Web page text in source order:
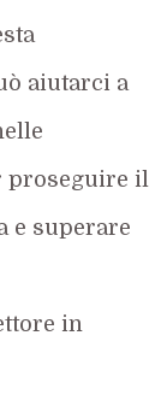
aiutarci a
proseguire il
e superare
in